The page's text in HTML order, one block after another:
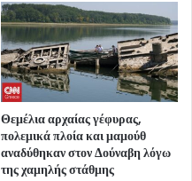
Θεμέλια αρχαίας γέφυρας,
πολεμικά πλοία και μαμούθ
αναδύθηκαν στον Δούναβη λόγω
της χαμηλής στάθμης